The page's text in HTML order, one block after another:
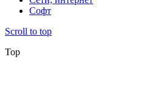
Софт
Scroll to top
Top